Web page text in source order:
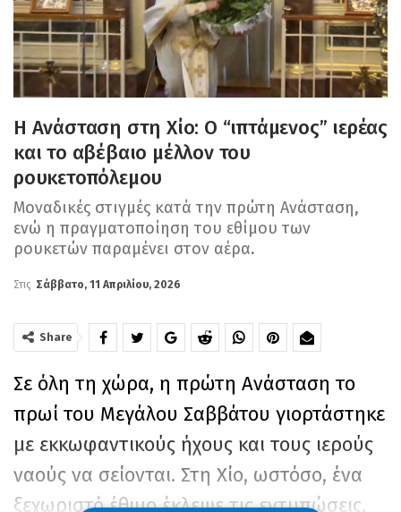
Η Ανάσταση στη Χίο: Ο “ιπτάμενος” ιερέας
και το αβέβαιο μέλλον του
ρουκετοπόλεμου
Μοναδικές στιγμές κατά την πρώτη Ανάσταση,
ενώ η πραγματοποίηση του εθίμου των
ρουκετών παραμένει στον αέρα.
Στις Σάββατο, 11 Απριλίου, 2026
Share
Σε όλη τη χώρα, η πρώτη Ανάσταση το
πρωί του Μεγάλου Σαββάτου γιορτάστηκε
με εκκωφαντικούς ήχους και τους ιερούς
ναούς να σείονται. Στη Χίο, ωστόσο, ένα
ξεχωριστό έθιμο έκλεψε τις εντυπώσεις,